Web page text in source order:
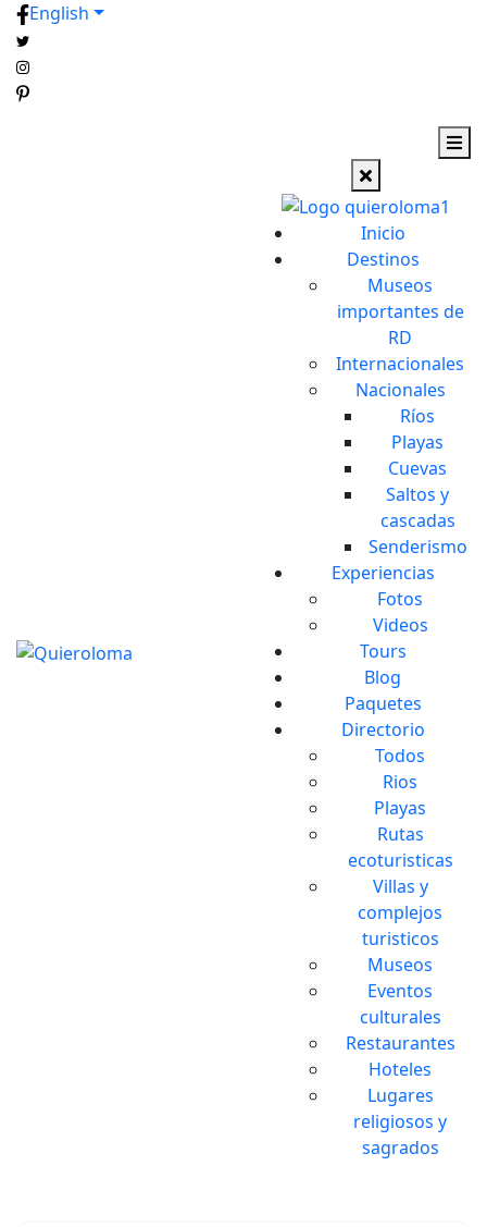
English
Inicio
Destinos
Museos
importantes de
RD
Internacionales
Nacionales
Ríos
Playas
Cuevas
Saltos y
cascadas
Senderismo
Experiencias
Fotos
Videos
Tours
Blog
Paquetes
Directorio
Todos
Rios
Playas
Rutas
ecoturisticas
Villas y
complejos
turisticos
Museos
Eventos
culturales
Restaurantes
Hoteles
Lugares
religiosos y
sagrados